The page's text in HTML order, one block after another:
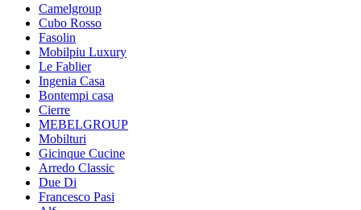
Camelgroup
Cubo Rosso
Fasolin
Mobilpiu Luxury
Le Fablier
Ingenia Casa
Bontempi casa
Cierre
MEBELGROUP
Mobilturi
Gicinque Cucine
Arredo Classic
Due Di
Francesco Pasi